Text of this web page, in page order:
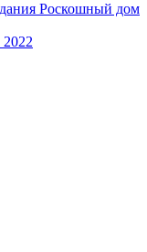
Роскошный дом